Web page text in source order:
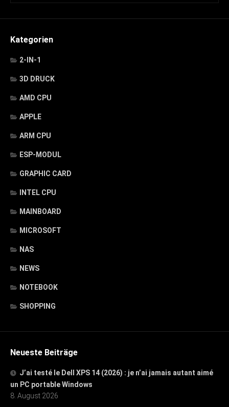
Kategorien
2-IN-1
3D DRUCK
AMD CPU
APPLE
ARM CPU
ESP-MODUL
GRAPHIC CARD
INTEL CPU
MAINBOARD
MICROSOFT
NAS
NEWS
NOTEBOOK
SHOPPING
Neueste Beiträge
J’ai testé le Dell XPS 14 (2026) : je n’ai jamais autant aimé
un PC portable Windows
8. August 2026